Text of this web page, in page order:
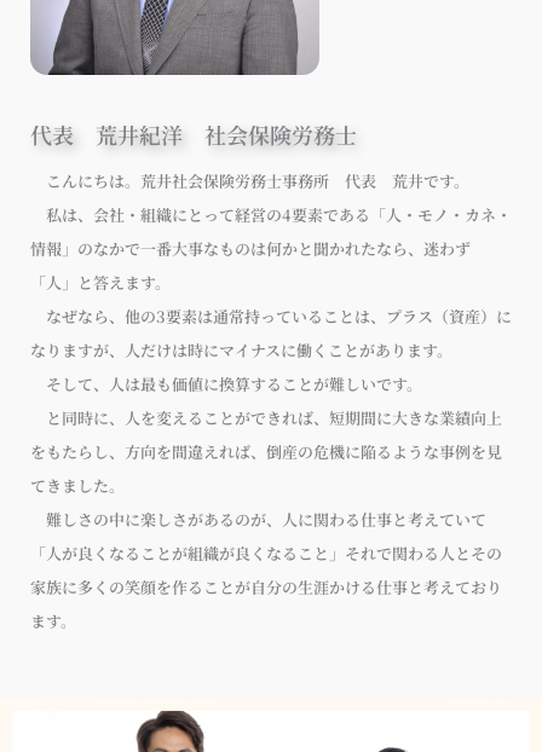
代表 荒井紀洋 社会保険労務士
こんにちは。荒井社会保険労務士事務所 代表 荒井です。
私は、会社・組織にとって経営の4要素である「人・モノ・カネ・
情報」のなかで一番大事なものは何かと聞かれたなら、迷わず
「人」と答えます。
なぜなら、他の3要素は通常持っていることは、プラス（資産）に
なりますが、人だけは時にマイナスに働くことがあります。
そして、人は最も価値に換算することが難しいです。
と同時に、人を変えることができれば、短期間に大きな業績向上
をもたらし、方向を間違えれば、倒産の危機に陥るような事例を見
てきました。
難しさの中に楽しさがあるのが、人に関わる仕事と考えていて
「人が良くなることが組織が良くなること」それで関わる人とその
家族に多くの笑顔を作ることが自分の生涯かける仕事と考えており
ます。